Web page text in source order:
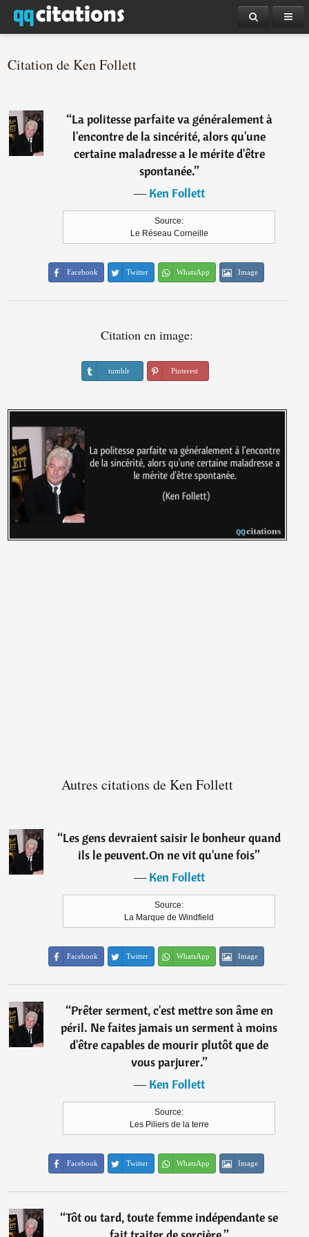
Citation de Ken Follett
“La politesse parfaite va généralement à
l'encontre de la sincérité, alors qu'une
certaine maladresse a le mérite d'être
spontanée.”
―Ken Follett
Source:
Le Réseau Corneille
Facebook Twitter WhatsApp Image
Citation en image:
tumblr Pinterest
Autres citations de Ken Follett
“Les gens devraient saisir le bonheur quand
ils le peuvent.On ne vit qu'une fois”
―Ken Follett
Source:
La Marque de Windfield
Facebook Twitter WhatsApp Image
“Prêter serment, c'est mettre son âme en
péril. Ne faites jamais un serment à moins
d'être capables de mourir plutôt que de
vous parjurer.”
―Ken Follett
Source:
Les Piliers de la terre
Facebook Twitter WhatsApp Image
“Tôt ou tard, toute femme indépendante se